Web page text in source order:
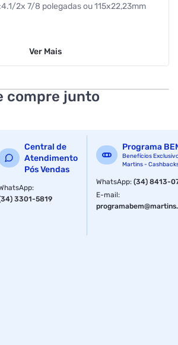
2x 7/8 polegadas ou 115x22,23mm
Ver Mais
compre junto
Central de
Atendimento
Pós Vendas
:
3301-5819
Programa
Benefícios
Martins -
WhatsApp:(34) 8413-
E-mail: